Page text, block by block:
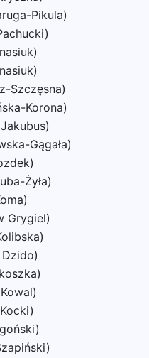
Pikula)
Szczęsna)
Korona)
Gągała)
Żyła)
Grygiel)